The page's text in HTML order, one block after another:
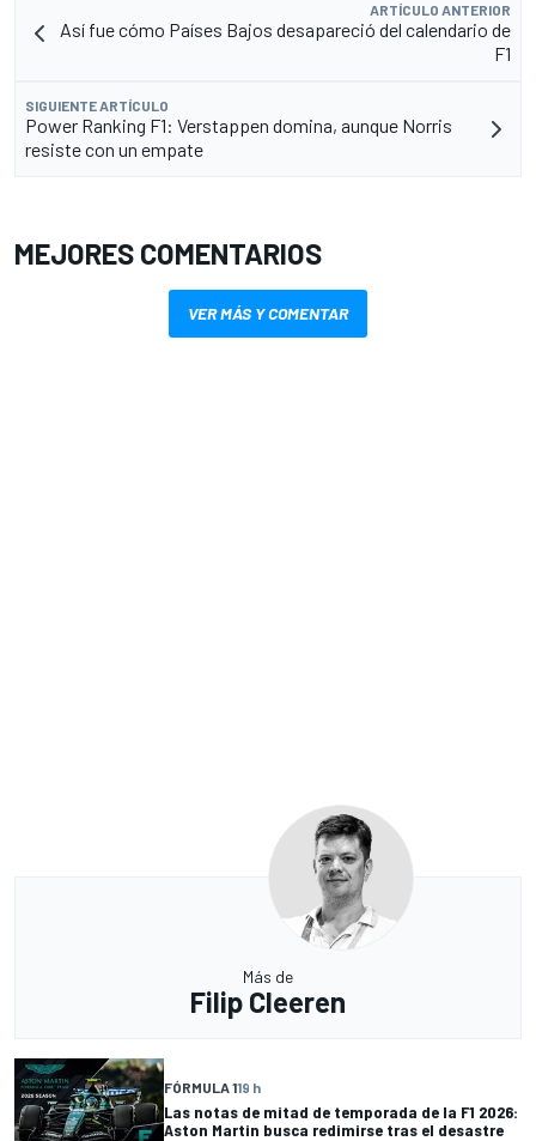
ARTÍCULO ANTERIOR
Así fue cómo Países Bajos desapareció del calendario de
F1
SIGUIENTE ARTÍCULO
Power Ranking F1: Verstappen domina, aunque Norris
resiste con un empate
MEJORES COMENTARIOS
VER MÁS Y COMENTAR
Más de
Filip Cleeren
FÓRMULA 119 h
Las notas de mitad de temporada de la F1 2026:
Aston Martin busca redimirse tras el desastre